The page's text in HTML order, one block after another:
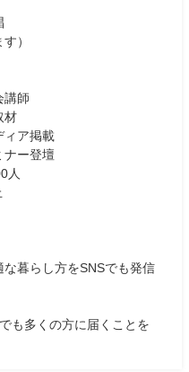
）
講師
材
ィア掲載
ナー登壇
人
暮らし方をSNSでも発信
も多くの方に届くことを